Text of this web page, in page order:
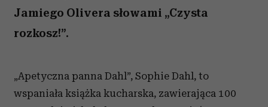
Jamiego Olivera słowami „Czysta
rozkosz!”.
„Apetyczna panna Dahl”, Sophie Dahl, to
wspaniała książka kucharska, zawierająca 100